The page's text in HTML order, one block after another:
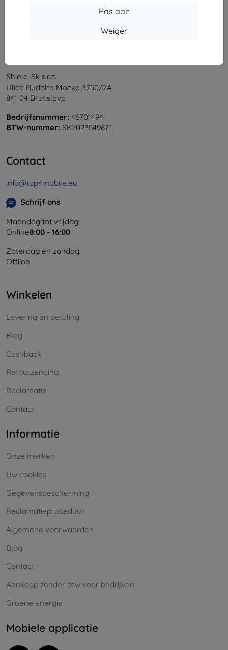
Pas aan
Weiger
Shield-Sk s.r.o.
Ulica Rudolfa Mocka 3750/2A
841 04 Bratislava
Bedrijfsnummer: 46701494
BTW-nummer: SK2023549671
Contact
info@top4mobile.eu
Schrijf ons
Maandag tot vrijdag:
Online8:00 - 16:00
Zaterdag en zondag:
Offline
Winkelen
Levering en betaling
Blog
Cashback
Retourzending
Reclamatie
Contact
Informatie
Onze merken
Uw cookies
Gegevensbescherming
Reclamatieproceduur
Algemene voorwaarden
Blog
Contact
Aankoop zonder btw voor bedrijven
Groene energie
Mobiele applicatie